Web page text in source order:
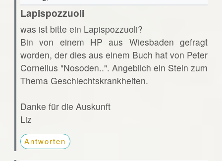
Lapispozzuoli
was ist bitte ein Lapispozzuoli?
Bin von einem HP aus Wiesbaden gefragt
worden, der dies aus einem Buch hat von Peter
Cornelius "Nosoden..". Angeblich ein Stein zum
Thema Geschlechtskrankheiten.
Danke für die Auskunft
Liz
Antworten